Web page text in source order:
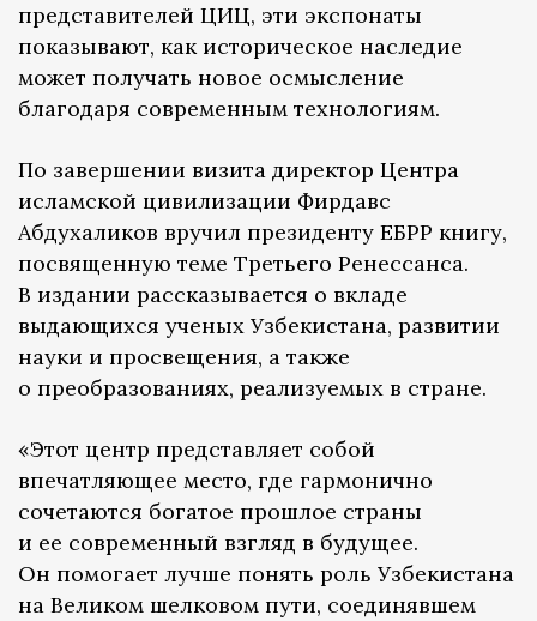
представителей ЦИЦ, эти экспонаты
показывают, как историческое наследие
может получать новое осмысление
благодаря современным технологиям.
По завершении визита директор Центра
исламской цивилизации Фирдавс
Абдухаликов вручил президенту ЕБРР книгу,
посвященную теме Третьего Ренессанса.
В издании рассказывается о вкладе
выдающихся ученых Узбекистана, развитии
науки и просвещения, а также
о преобразованиях, реализуемых в стране.
«Этот центр представляет собой
впечатляющее место, где гармонично
сочетаются богатое прошлое страны
и ее современный взгляд в будущее.
Он помогает лучше понять роль Узбекистана
на Великом шелковом пути, соединявшем